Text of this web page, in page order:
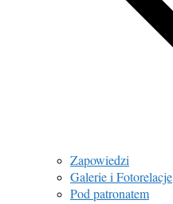
Zapowiedzi
Galerie i Fotorelacje
Pod patronatem